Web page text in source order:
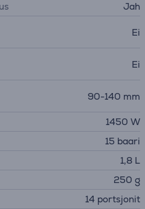
Jah
Ei
Ei
90-140 mm
1450 W
15 baari
1,8 L
250 g
14 portsjonit